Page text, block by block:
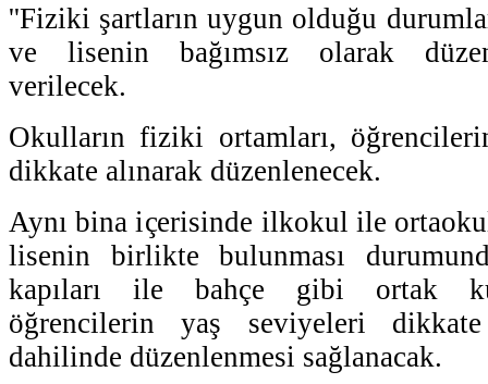
''Fiziki şartların uygun olduğu
ve lisenin bağımsız olarak
verilecek.
Okulların fiziki ortamları,
dikkate alınarak düzenlenecek.
Aynı bina içerisinde ilkokul ile
lisenin birlikte bulunması
kapıları ile bahçe gibi ortak
öğrencilerin yaş seviyeleri
dahilinde düzenlenmesi sağlanacak.